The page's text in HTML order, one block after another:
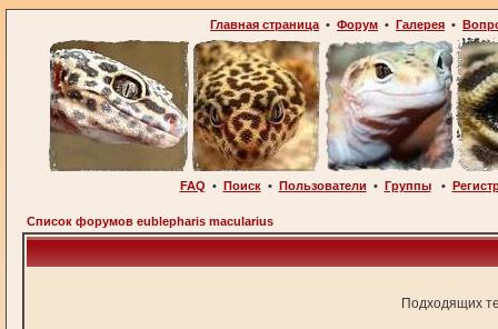
Главная страница • Форум • Галерея •
FAQ • Поиск• Пользователи • Группы•
Список форумов eublepharis macularius
Подходящих